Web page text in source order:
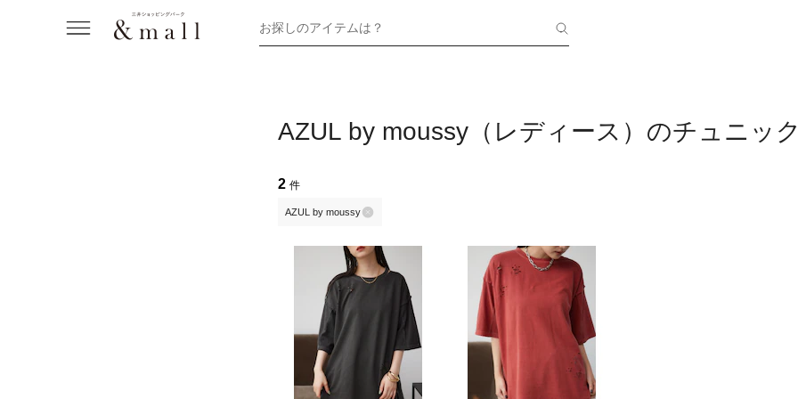
お探しのアイテムは？
AZUL by moussy（レディース）のチュニック
2 件
AZUL by moussy